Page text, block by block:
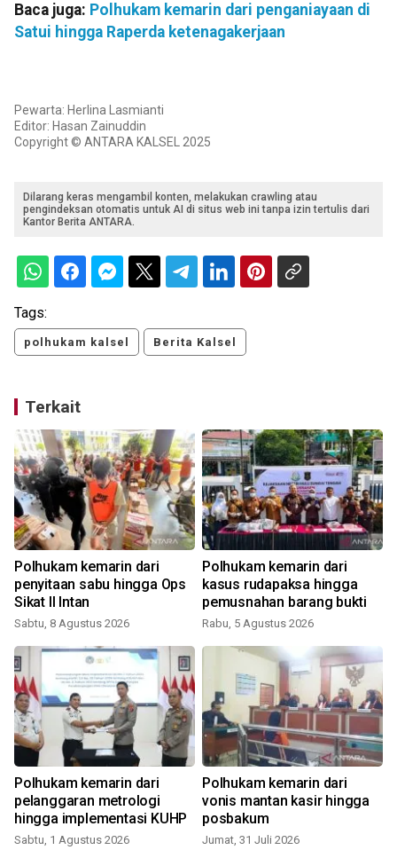
Baca juga: Polhukam kemarin dari penganiayaan di
Satui hingga Raperda ketenagakerjaan
Pewarta: Herlina Lasmianti
Editor: Hasan Zainuddin
Copyright © ANTARA KALSEL 2025
Dilarang keras mengambil konten, melakukan crawling atau
pengindeksan otomatis untuk AI di situs web ini tanpa izin tertulis dari
Kantor Berita ANTARA.
Tags:
polhukam kalsel Berita Kalsel
Terkait
Polhukam kemarin dari
penyitaan sabu hingga Ops
Sikat II Intan
Sabtu, 8 Agustus 2026
Polhukam kemarin dari
kasus rudapaksa hingga
pemusnahan barang bukti
Rabu, 5 Agustus 2026
Polhukam kemarin dari
pelanggaran metrologi
hingga implementasi KUHP
Sabtu, 1 Agustus 2026
Polhukam kemarin dari
vonis mantan kasir hingga
posbakum
Jumat, 31 Juli 2026